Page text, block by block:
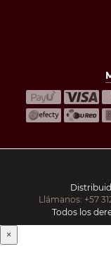
Llámanos: +57
Todos los
×